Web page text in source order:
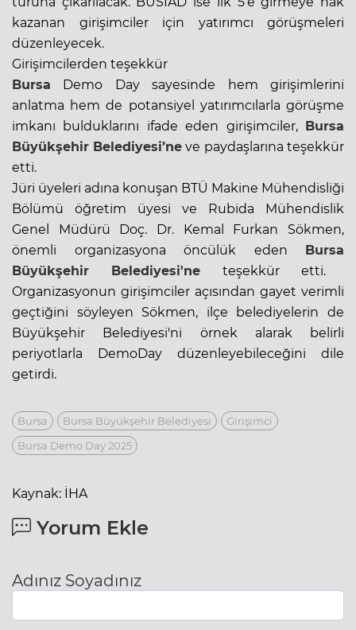
kazanan girişimciler için yatırımcı görüşmeleri
düzenleyecek.
Girişimcilerden teşekkür
Bursa Demo Day sayesinde hem girişimlerini
anlatma hem de potansiyel yatırımcılarla görüşme
imkanı bulduklarını ifade eden girişimciler,
Bursa
Büyükşehir Belediyesi’ne ve paydaşlarına teşekkür
etti.
Jüri üyeleri adına konuşan BTÜ Makine Mühendisliği
Bölümü öğretim üyesi ve Rubida Mühendislik
Genel Müdürü Doç. Dr. Kemal Furkan Sökmen,
önemli organizasyona öncülük eden
Bursa
Büyükşehir Belediyesi'ne teşekkür etti.
Organizasyonun girişimciler açısından gayet verimli
geçtiğini söyleyen Sökmen, ilçe belediyelerin de
Büyükşehir Belediyesi'ni örnek alarak belirli
periyotlarla DemoDay düzenleyebileceğini dile
getirdi.
Bursa Bursa Büyükşehir Belediyesi
Girişimci
Bursa Demo Day 2025
Kaynak: İHA
Yorum Ekle
Adınız Soyadınız